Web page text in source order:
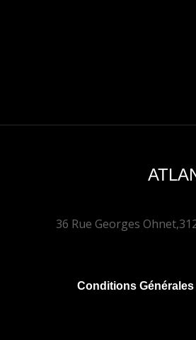
36 Rue Georges Ohnet,
Conditions Générales